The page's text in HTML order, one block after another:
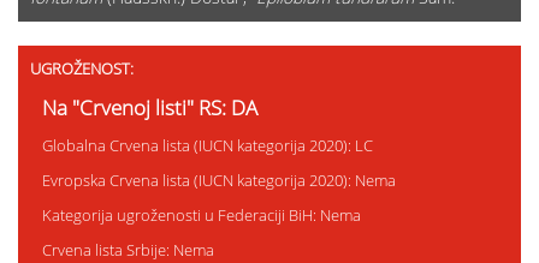
UGROŽENOST:
Na "Crvenoj listi" RS: DA
Globalna Crvena lista (IUCN kategorija 2020): LC
Evropska Crvena lista (IUCN kategorija 2020): Nema
Kategorija ugroženosti u Federaciji BiH: Nema
Crvena lista Srbije: Nema